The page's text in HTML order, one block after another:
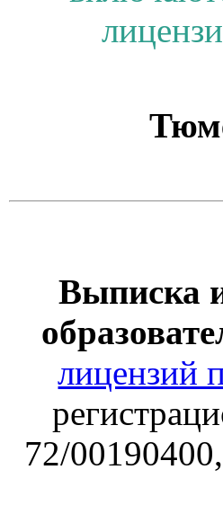
Выписка
лицензий
72/00190400